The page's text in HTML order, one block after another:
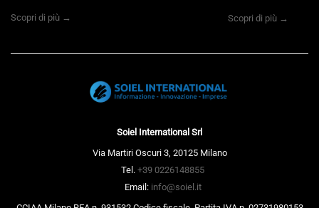
Scopri di più → Scopri di più →
Soiel International Srl
Via Martiri Oscuri 3, 20125 Milano
Tel. +39 0226148855
Email: info@soiel.it